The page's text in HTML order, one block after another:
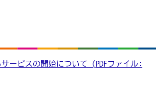
ービスの開始について (PDFファイル: